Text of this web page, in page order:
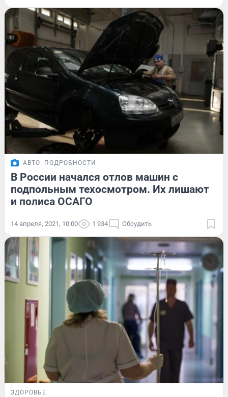
АВТО ПОДРОБНОСТИ
В России начался отлов машин с
подпольным техосмотром. Их лишают
и полиса ОСАГО
14 апреля, 2021, 10:00 1 934 Обсудить
ЗДОРОВЬЕ